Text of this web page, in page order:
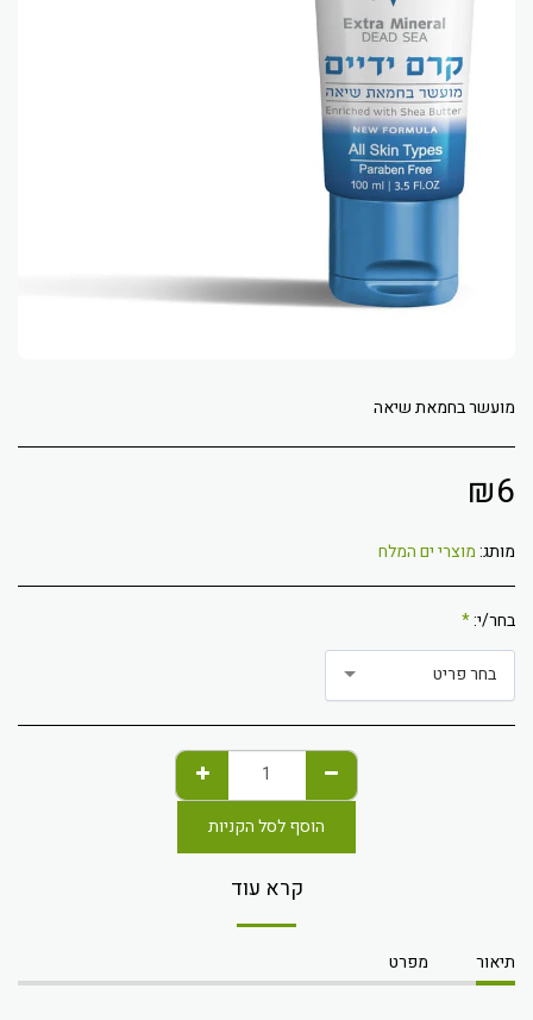
מועשר בחמאת שיאה
₪6
מותג:מוצרי ים המלח
בחר/י:*
בחר פריט
הוסף לסל הקניות
קרא עוד
תיאור מפרט